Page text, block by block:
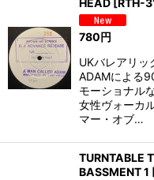
780円
UKバレアリッ
ADAMによる
モーショナル
女性ヴォーカ
マー・オブ…
TURNTABLE
BASSMENT 1